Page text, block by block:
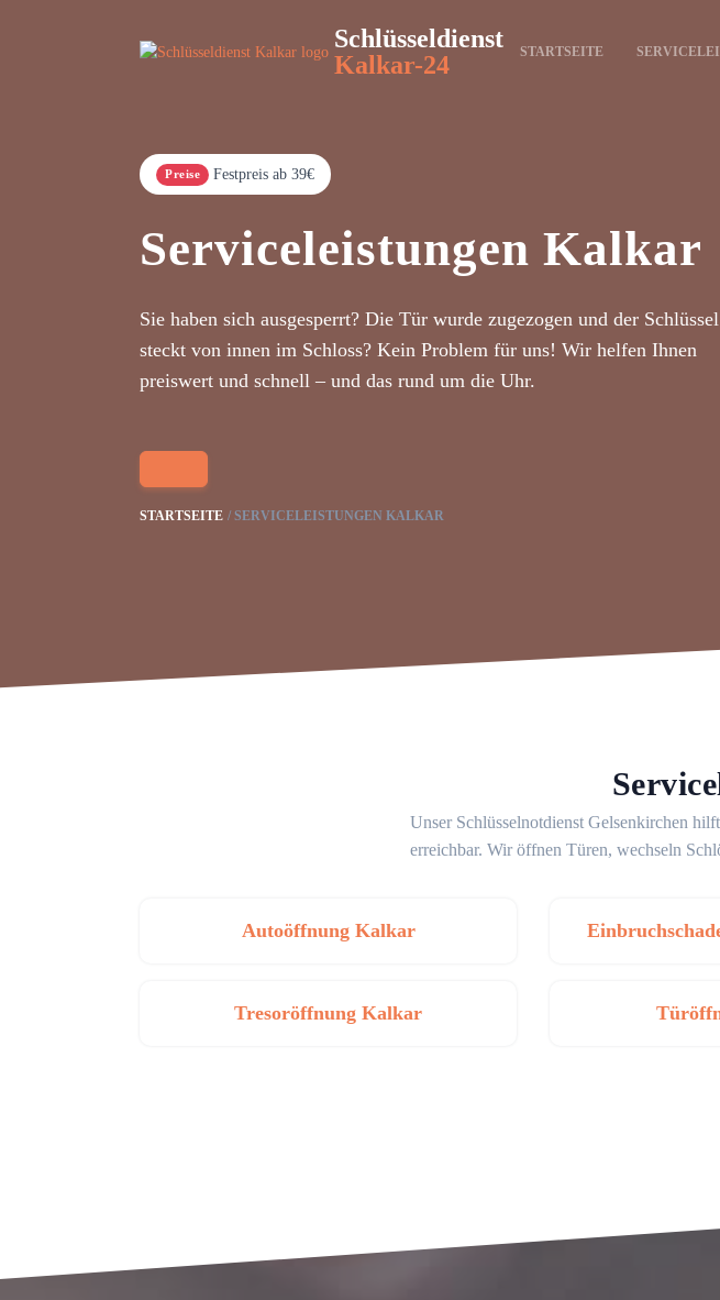
Schlüsseldienst
Kalkar-24
STARTSEITE
Preise Festpreis ab 39€
Serviceleistungen Kalkar
Sie haben sich ausgesperrt? Die Tür wurde zugezogen und der Schlüssel
steckt von innen im Schloss? Kein Problem für uns! Wir helfen Ihnen
preiswert und schnell – und das rund um die Uhr.
STARTSEITE SERVICELEISTUNGEN KALKAR
Unser Schlüsselnotdienst Gelsenkirchen
erreichbar. Wir öffnen Türen, wechseln
Autoöffnung Kalkar
Tresoröffnung Kalkar